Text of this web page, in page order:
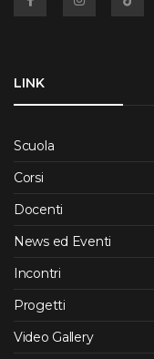
LINK
Scuola
Corsi
Docenti
News ed Eventi
Incontri
Progetti
Video Gallery